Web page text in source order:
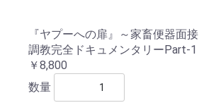
『ヤプーへの扉』～家畜便器面接
調教完全ドキュメンタリーPart-1
￥8,800
数量